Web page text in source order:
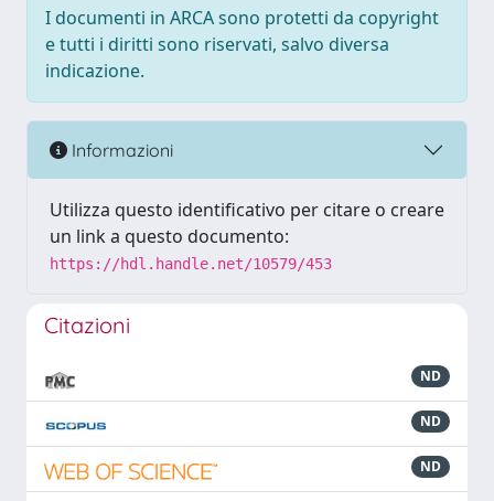
I documenti in ARCA sono protetti da copyright
e tutti i diritti sono riservati, salvo diversa
indicazione.
Informazioni
Utilizza questo identificativo per citare o creare
un link a questo documento:
https://hdl.handle.net/10579/453
Citazioni
ND
ND
ND